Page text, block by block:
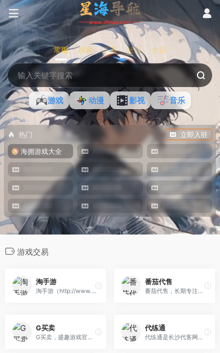
常用 搜索 工具 社区 生活
游戏 动漫 影视 音乐
热门
立即入驻
海拥游戏大全
游戏交易
淘手游
淘手游（http://www.taoshouyou.com/）专业的手游交易平台：提供有性价比的游戏账号、首充号、金币、装备、道具、手游代充等服务，自由买卖，担保寄售交易，安全便捷！淘手游交易平台。
番茄代售
番茄代售，长期专注于游戏交易多年，具有完整的交易流程以及处理找回售后的经验，旨在打造最安全游戏交易平台。
G买卖
G买卖，盛趣游戏官方授权游戏交易平台，为游戏玩家提供安全可靠、方便快捷的游戏账号、装备、道具、游戏币、盛趣游戏点券、首充号、代练等网游交易服 务。
代练通
代练通是长沙代客网络科技有限公司开发的一款专注于游戏代练的交易平台，也是目前国内老牌的LOL代练交易管理平台，主要服务的代练游戏有：英雄联盟代 练，王者荣耀代练，和平精英代练，英雄联盟手游代练，撸啊撸手游代练等热门游戏代练交易。